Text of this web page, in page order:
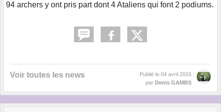
94 archers y ont pris part dont 4 Ataliens qui font 2 podiums.
Voir toutes les news Publié le 04 avril 2016
par Denis GAMBS